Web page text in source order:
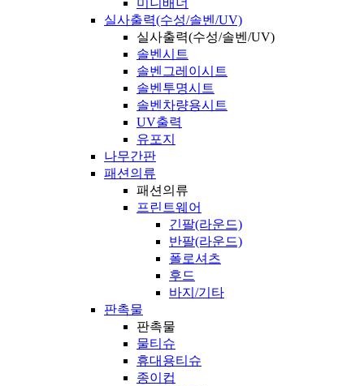
미니배너
실사출력(수성/솔벤/UV)
실사출력(수성/솔벤/UV)
솔벤시트
솔벤그레이시트
솔벤투명시트
솔벤차량용시트
UV출력
유포지
나무간판
패션의류
패션의류
프린트웨어
긴팔(라운드)
반팔(라운드)
폴로셔츠
후드
바지/기타
판촉물
판촉물
물티슈
휴대용티슈
종이컵